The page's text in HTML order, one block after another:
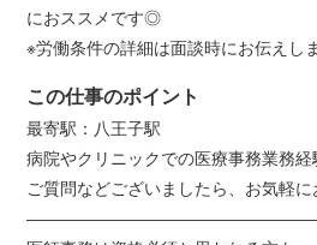
におススメです◎
※労働条件の詳細は面談時にお伝えしま
この仕事のポイント
最寄駅：八王子駅
病院やクリニックでの医療事務業務経
ご質問などございましたら、お気軽に